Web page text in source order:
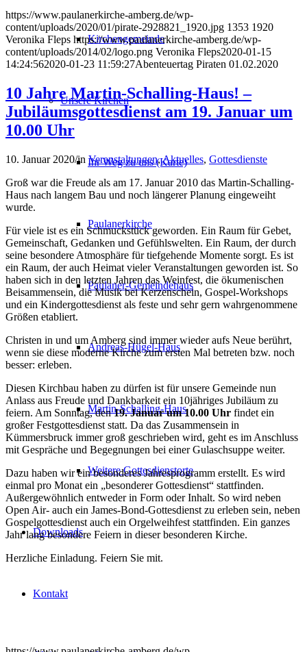
Kirchengemeinde
Unsere Kirchen
Ihr Weg zu uns (Karte)
Paulanerkirche
Paulaner-Gemeindehaus
Andreas-Hügel-Haus
Martin-Schalling-Haus
Weitere Gottesdienstorte
Downloads
Kontakt
https://www.paulanerkirche-amberg.de/wp-
content/uploads/2020/01/pirate-2928821_1920.jpg 1353 1920
Veronika Fleps https://www.paulanerkirche-amberg.de/wp-
content/uploads/2014/02/logo.png Veronika Fleps2020-01-15
14:24:562020-01-23 11:59:27Abenteuertag Piraten 01.02.2020
10 Jahre Martin-Schalling-Haus! –
Jubiläumsgottesdienst am 19. Januar um
10.00 Uhr
10. Januar 2020/inVeranstaltungen,Aktuelles, Gottesdienste
Groß war die Freude als am 17. Januar 2010 das Martin-Schalling-
Haus nach langem Bau und noch längerer Planung eingeweiht
wurde.
Für viele ist es ein Schmuckstück geworden. Ein Raum für Gebet,
Gemeinschaft, Gedanken und Gefühlswelten. Ein Raum, der durch
seine besondere Atmosphäre für tiefgehende Momente sorgt. Es ist
ein Raum, der auch Heimat vieler Veranstaltungen geworden ist. So
haben sich in den letzten Jahren das Weinfest, die ökumenischen
Beisammensein, die Musik bei Kerzenschein, Gospel-Workshops
und ein Kindergottesdienst als feste und sehr gern wahrgenommene
Größen etabliert.
Christen in und um Amberg sind immer wieder aufs Neue berührt,
wenn sie diese moderne Kirche zum ersten Mal betreten bzw. noch
besser: erleben.
Diesen Kirchbau haben zu dürfen ist für unsere Gemeinde nun
Anlass aus Freude und Dankbarkeit ein 10jähriges Jubiläum zu
feiern. Am Sonntag, den19. Januar um 10.00 Uhr findet ein
großer Festgottesdienst statt. Da das Zusammensein in
Kümmersbruck immer groß geschrieben wird, geht es im Anschluss
mit Gespräche und Begegnungen bei einer Gulaschsuppe weiter.
Dazu haben wir ein besonderes Jahresprogramm erstellt. Es wird
einmal pro Monat ein „besonderer Gottesdienst“ stattfinden.
Außergewöhnlich entweder in Form oder Inhalt. So wird neben
Open Air- auch ein James-Bond-Gottesdienst zu erleben sein, neben
Gospelgottesdienst auch ein Orgelweihfest stattfinden. Ein ganzes
Jahr lang besondere Feiern in dieser besonderen Kirche.
Herzliche Einladung. Feiern Sie mit.